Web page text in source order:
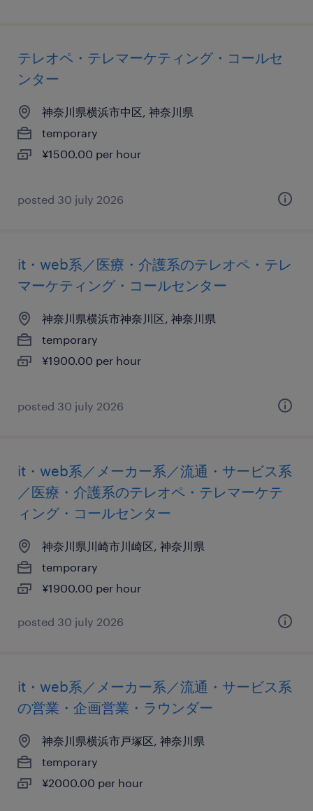
テレオペ・テレマーケティング・コールセ
ンター
神奈川県横浜市中区, 神奈川県
temporary
¥1500.00 per hour
posted 30 july 2026
it・web系／医療・介護系のテレオペ・テレ
マーケティング・コールセンター
神奈川県横浜市神奈川区, 神奈川県
temporary
¥1900.00 per hour
posted 30 july 2026
it・web系／メーカー系／流通・サービス系
／医療・介護系のテレオペ・テレマーケテ
ィング・コールセンター
神奈川県川崎市川崎区, 神奈川県
temporary
¥1900.00 per hour
posted 30 july 2026
it・web系／メーカー系／流通・サービス系
の営業・企画営業・ラウンダー
神奈川県横浜市戸塚区, 神奈川県
temporary
¥2000.00 per hour